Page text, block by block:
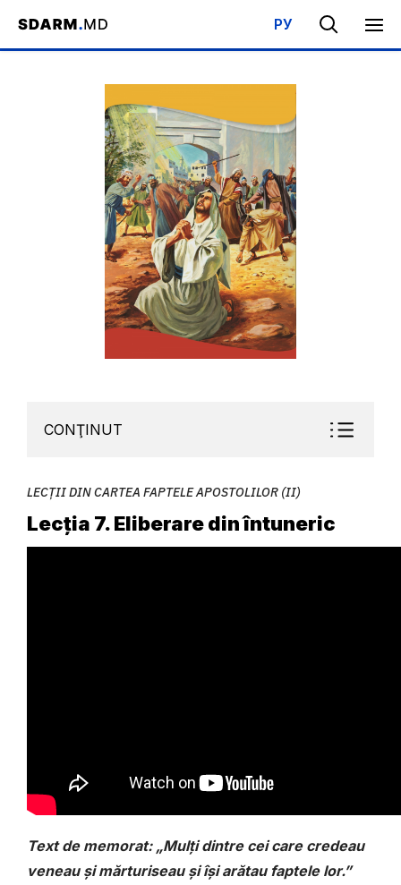
РУ
Acasa / Bibliotecă / Şcoala de Sabat / Lecții din cartea Faptele
CONŢINUT
LECȚII DIN CARTEA FAPTELE APOSTOLILOR (II)
Lecția 7. Eliberare din întuneric
Text de memorat: „Mulți dintre cei care credeau
veneau și mărturiseau și își arătau faptele lor.”